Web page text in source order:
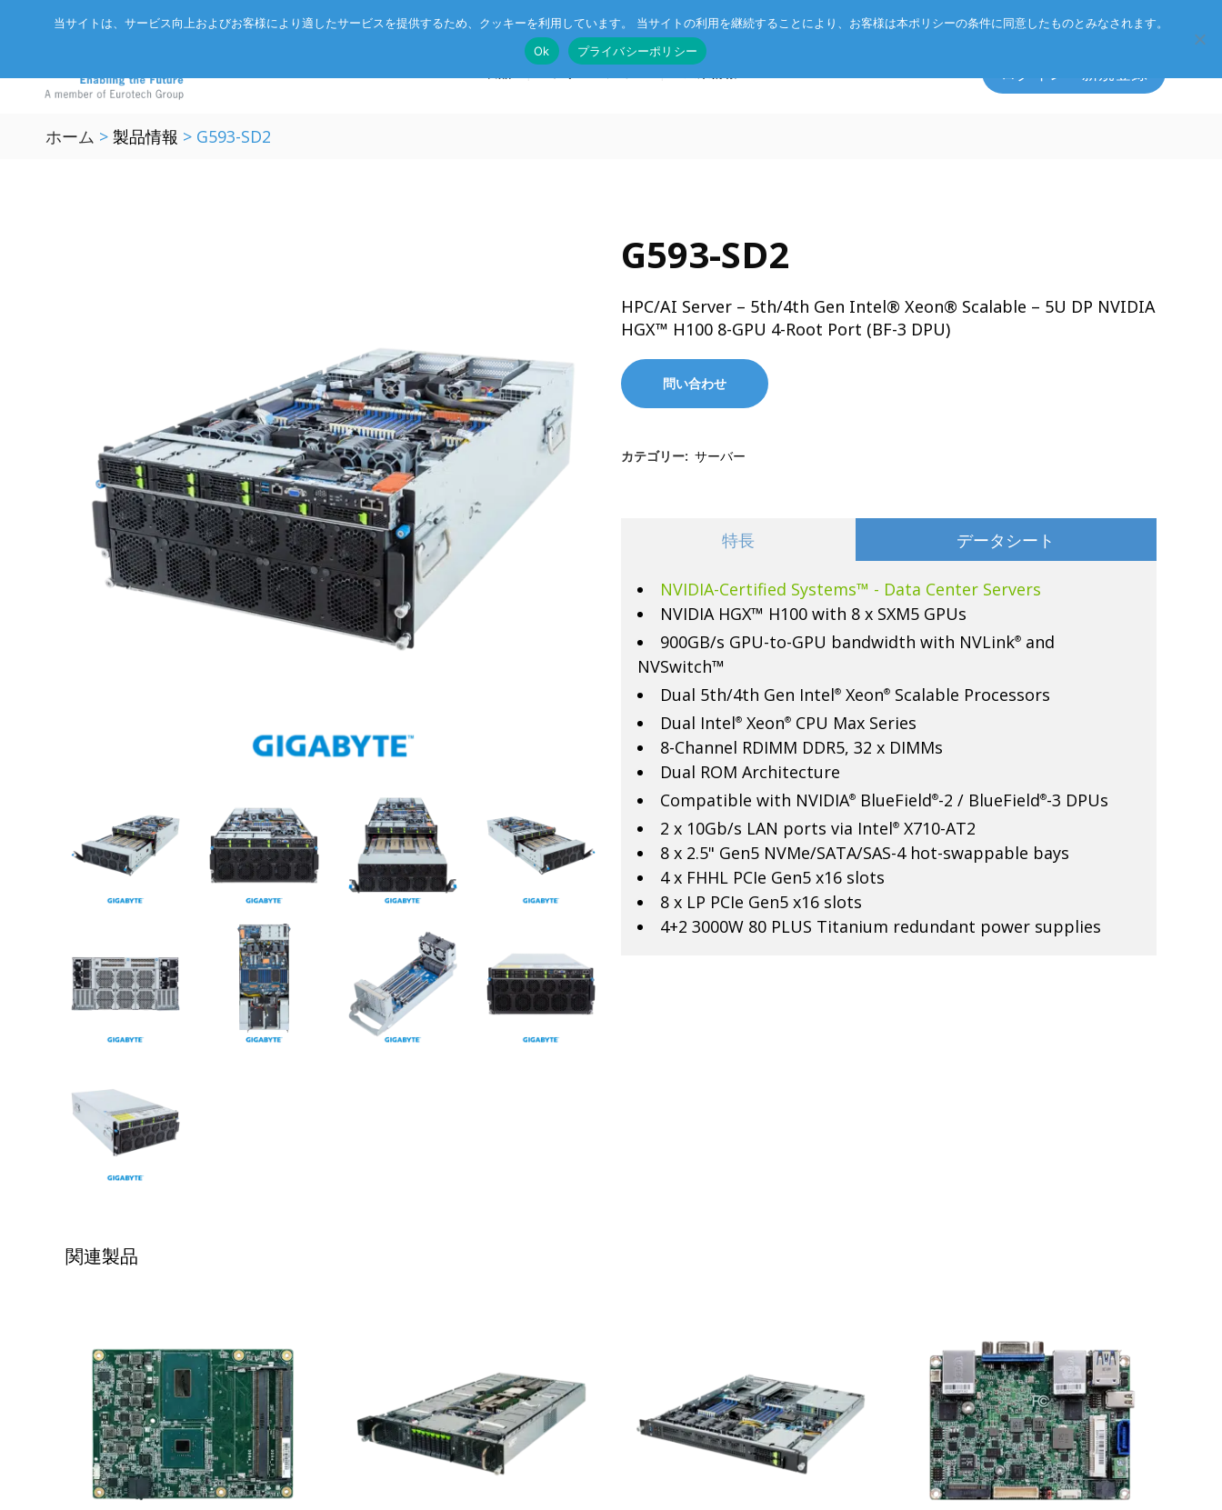
Eurotechグループ お客様サポート お問い合わせ
ログイン・新規登録
マザーボード
シリアルボード
キャリアボード
製品検索
ホーム > 製品情報 > G593-SD2
G593-SD2
HPC/AI Server – 5th/4th Gen Intel® Xeon® Scalable – 5U DP NVIDIA
HGX™ H100 8-GPU 4-Root Port (BF-3 DPU)
問い合わせ
カテゴリー: サーバー
特長 データシート
NVIDIA-Certified Systems™ - Data Center Servers
NVIDIA HGX™ H100 with 8 x SXM5 GPUs
900GB/s GPU-to-GPU bandwidth with NVLink®and
NVSwitch™
Dual 5th/4th Gen Intel®Xeon®Scalable Processors
Dual Intel®Xeon®CPU Max Series
8-Channel RDIMM DDR5, 32 x DIMMs
Dual ROM Architecture
Compatible with NVIDIA®BlueField®-2 / BlueField®-3 DPUs
2 x 10Gb/s LAN ports via Intel®X710-AT2
8 x 2.5" Gen5 NVMe/SATA/SAS-4 hot-swappable bays
4 x FHHL PCIe Gen5 x16 slots
8 x LP PCIe Gen5 x16 slots
4+2 3000W 80 PLUS Titanium redundant power supplies
関連製品
当サイトは、サービス向上およびお客様により適したサービスを提供するため、クッキーを利用しています。 当サイトの利用を継続することにより、お客様は本ポリシーの条件に同意したものとみなされます。
Ok
プライバシーポリシー